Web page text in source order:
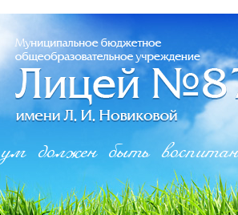
должен быть